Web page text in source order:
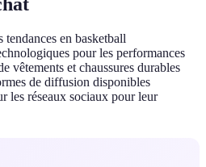
en basketball
pour les performances
vêtements et chaussures durables
de diffusion disponibles
les réseaux sociaux pour leur